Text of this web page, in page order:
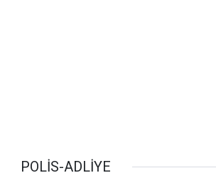
POLİS-ADLİYE